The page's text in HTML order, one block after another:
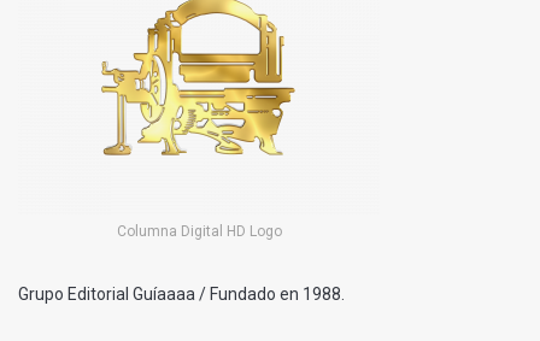
Columna Digital HD Logo
Grupo Editorial Guíaaaa / Fundado en 1988.